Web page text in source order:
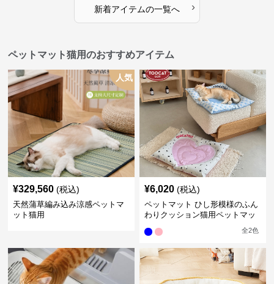
新着アイテムの一覧へ ›
ペットマット猫用のおすすめアイテム
人気
¥329,560 (税込)
天然蒲草編み込み涼感ペットマ
ット猫用
¥6,020 (税込)
ペットマット ひし形模様のふん
わりクッション猫用ペットマッ
全2色